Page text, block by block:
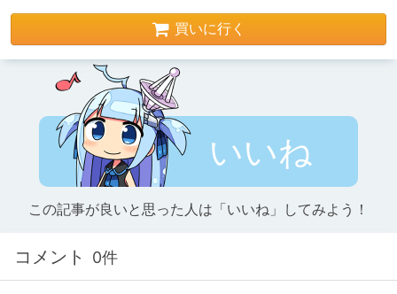
買いに行く
いいね
この記事が良いと思った人は「いいね」してみよう！
コメント 0件